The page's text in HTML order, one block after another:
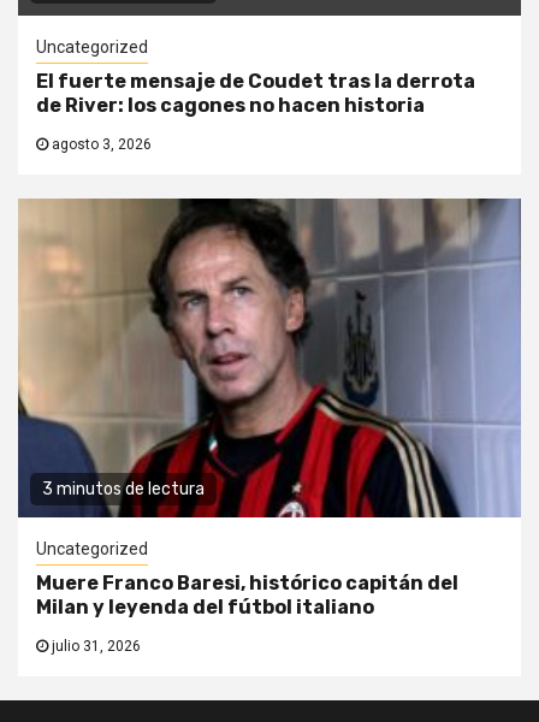
Uncategorized
El fuerte mensaje de Coudet tras la derrota
de River: los cagones no hacen historia
agosto 3, 2026
3 minutos de lectura
Uncategorized
Muere Franco Baresi, histórico capitán del
Milan y leyenda del fútbol italiano
julio 31, 2026